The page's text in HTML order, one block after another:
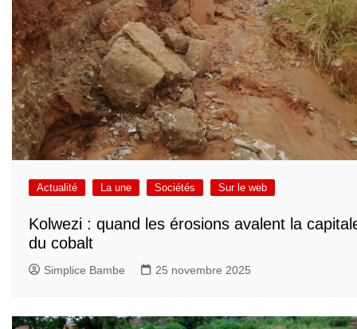
Actualité La une Sociétés Sur le web
Kolwezi : quand les érosions avalent la
du cobalt
Simplice Bambe 25 novembre 2025